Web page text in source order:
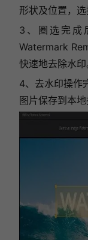
形状及位置，选
3、圈选完成
Watermark
快速地去除水印
4、去水印操作
图片保存到本地